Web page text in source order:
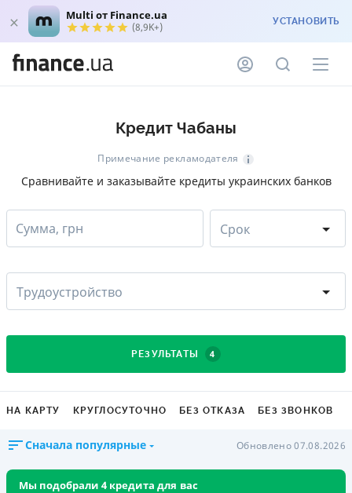
Multi от Finance.ua
(8,9K+) УСТАНОВИТЬ
Кредит Чабаны
Примечание рекламодателя
Сравнивайте и заказывайте кредиты украинских банков
Сумма, грн Срок
Трудоустройство
РЕЗУЛЬТАТЫ 4
НА КАРТУ КРУГЛОСУТОЧНО БЕЗ ОТКАЗА БЕЗ ЗВОНКОВ
Сначала популярные Обновлено 07.08.2026
Мы подобрали 4 кредита для вас